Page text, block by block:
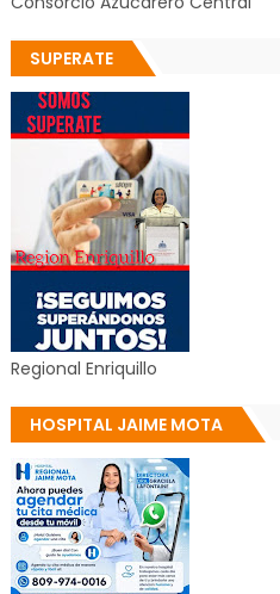
SUPERATE
Regional Enriquillo
HOSPITAL JAIME MOTA